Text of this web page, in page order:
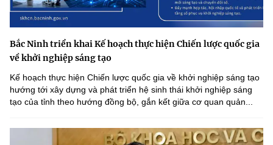
Bắc Ninh triển khai Kế hoạch thực hiện Chiến lược quốc gia
về khởi nghiệp sáng tạo
Kế hoạch thực hiện Chiến lược quốc gia về khởi nghiệp sáng tạo
hướng tới xây dựng và phát triển hệ sinh thái khởi nghiệp sáng
tạo của tỉnh theo hướng đồng bộ, gắn kết giữa cơ quan quản...